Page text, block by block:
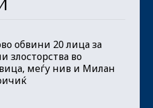
обвини 20 лица за
злосторства во
меѓу нив и Милан